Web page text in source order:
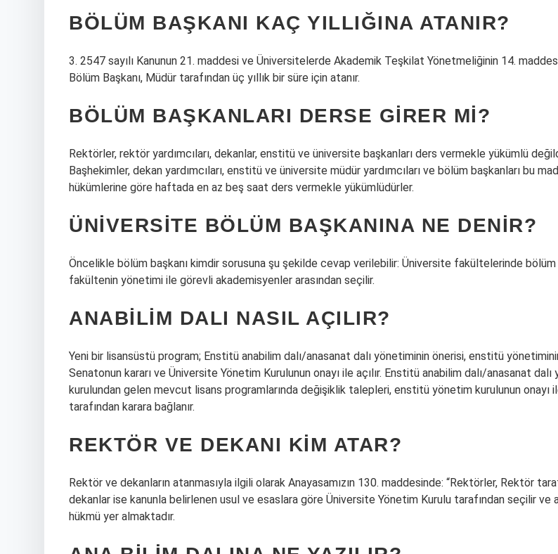
BÖLÜM BAŞKANI KAÇ YILLIĞINA ATANIR?
3. 2547 sayılı Kanunun 21. maddesi ve Üniversitelerde Akademik Teşkilat Yönetmeliğinin 14.
Bölüm Başkanı, Müdür tarafından üç yıllık bir süre için atanır.
BÖLÜM BAŞKANLARI DERSE GIRER MI?
Rektörler, rektör yardımcıları, dekanlar, enstitü ve üniversite başkanları ders vermekle yükümlü
Başhekimler, dekan yardımcıları, enstitü ve üniversite müdür yardımcıları ve bölüm başkanları bu
hükümlerine göre haftada en az beş saat ders vermekle yükümlüdürler.
ÜNIVERSITE BÖLÜM BAŞKANINA NE DENIR?
Öncelikle bölüm başkanı kimdir sorusuna şu şekilde cevap verilebilir: Üniversite fakültelerinde bölüm
fakültenin yönetimi ile görevli akademisyenler arasından seçilir.
ANABILIM DALI NASIL AÇILIR?
Yeni bir lisansüstü program; Enstitü anabilim dalı/anasanat dalı yönetiminin önerisi, enstitü
Senatonun kararı ve Üniversite Yönetim Kurulunun onayı ile açılır. Enstitü anabilim dalı/anasanat dalı
kurulundan gelen mevcut lisans programlarında değişiklik talepleri, enstitü yönetim kurulunun onayı
tarafından karara bağlanır.
REKTÖR VE DEKANI KIM ATAR?
Rektör ve dekanların atanmasıyla ilgili olarak Anayasamızın 130. maddesinde: “Rektörler, Rektör
dekanlar ise kanunla belirlenen usul ve esaslara göre Üniversite Yönetim Kurulu tarafından seçilir ve
hükmü yer almaktadır.